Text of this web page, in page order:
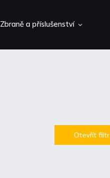
Zbraně a příslušenství
Otevřít filtr